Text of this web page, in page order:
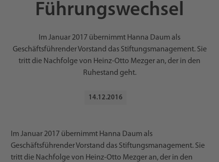
Führungswechsel
Im Januar 2017 übernimmt Hanna Daum als
Geschäftsführender Vorstand das Stiftungsmanagement. Sie
tritt die Nachfolge von Heinz-Otto Mezger an, der in den
Ruhestand geht.
14.12.2016
Im Januar 2017 übernimmt Hanna Daum als
Geschäftsführender Vorstand das Stiftungsmanagement. Sie
tritt die Nachfolge von Heinz-Otto Mezger an, der in den